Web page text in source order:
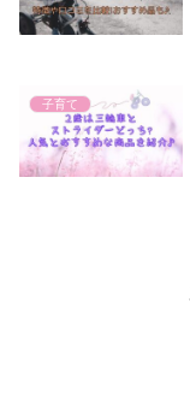
子育て